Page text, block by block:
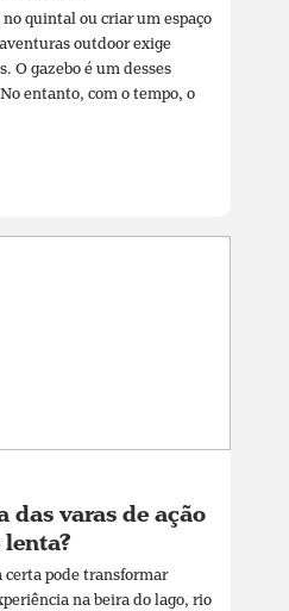
quintal ou criar um espaço
outdoor exige
O gazebo é um desses
entanto, com o tempo, o
das varas de ação
certa pode transformar
na beira do lago, rio